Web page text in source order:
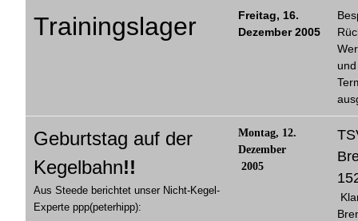
Trainingslager
Freitag, 16.
Dezember 2005
Geburtstag auf der
Kegelbahn!!
Aus Steede berichtet unser Nicht-Kegel-
Experte ppp(peterhipp):
Montag, 12.
Dezember
2005